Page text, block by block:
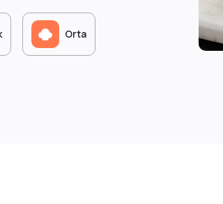
Orta